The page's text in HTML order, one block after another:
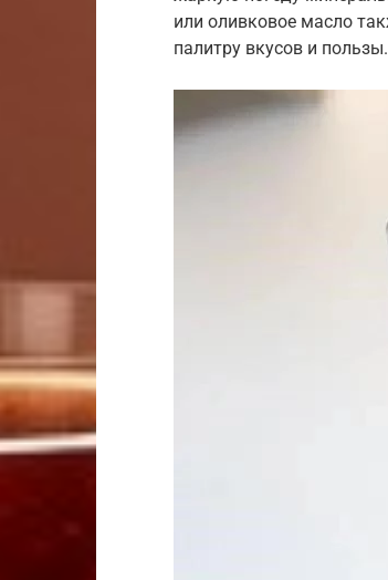
или оливковое масло
палитру вкусов и пользы.